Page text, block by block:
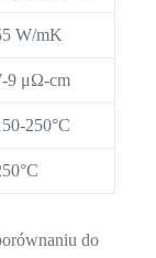
W/mK
9 μΩ-cm
250°C
do